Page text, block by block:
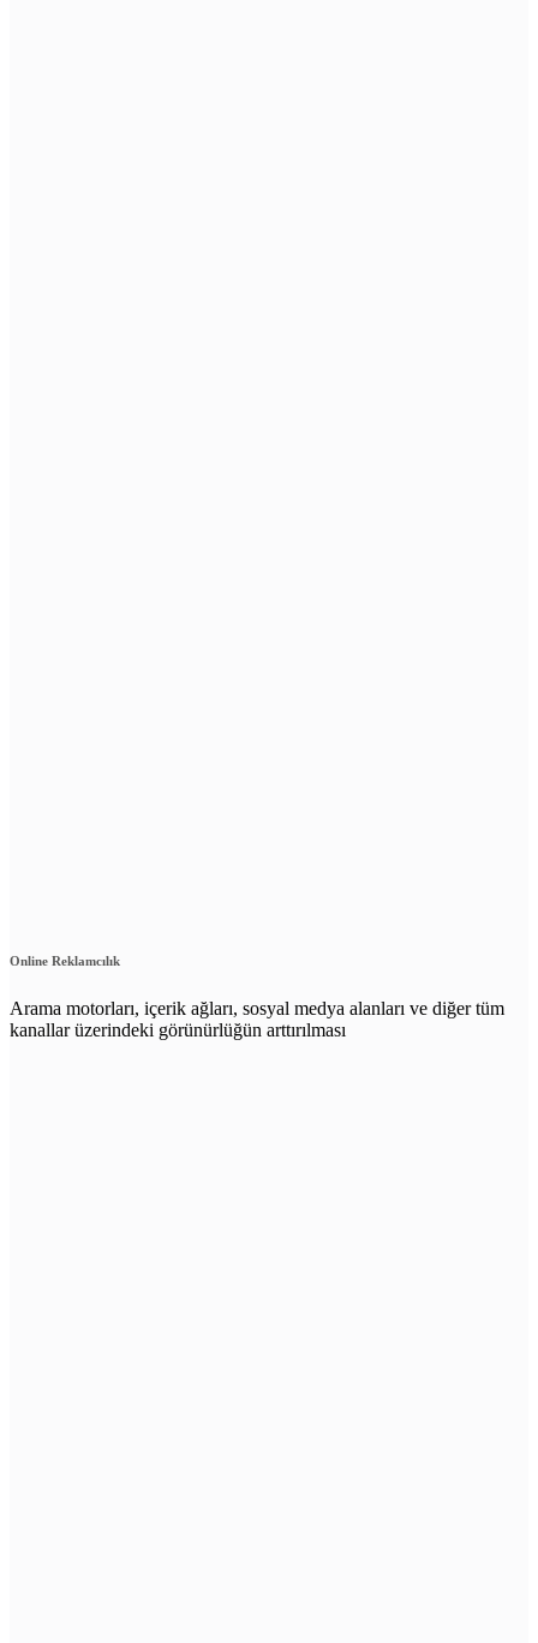
Online Reklamcılık
Arama motorları, içerik ağları, sosyal medya alanları ve diğer tüm
kanallar üzerindeki görünürlüğün arttırılması